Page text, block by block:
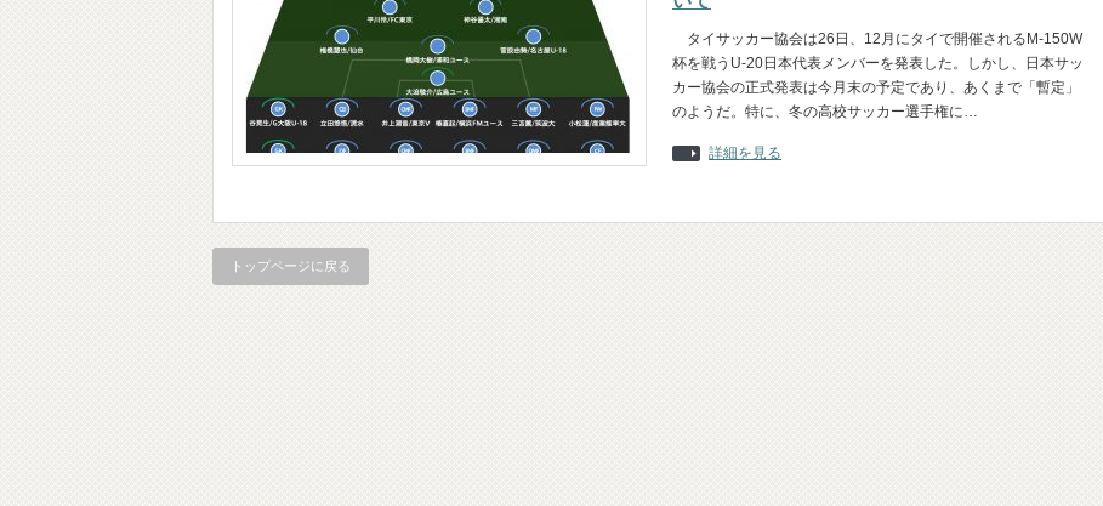
タイサッカー協会は26日、12月にタイで開催されるM-150W
杯を戦うU-20日本代表メンバーを発表した。しかし、日本サッ
カー協会の正式発表は今月末の予定であり、あくまで「暫定」
のようだ。特に、冬の高校サッカー選手権に…
詳細を見る
トップページに戻る